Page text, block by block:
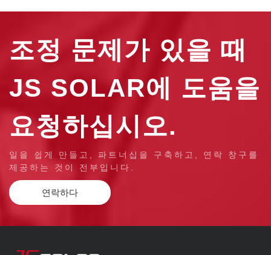
조정 문제가 있을 때
JS SOLAR에 도움을
요청하십시오.
일을 쉽게 만들고, 파트너십을 구축하고, 연락 창구를
제공하는 것이 전부입니다.
연락하다